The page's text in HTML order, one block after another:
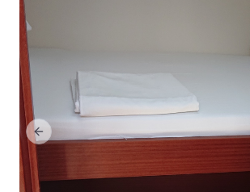
Previous Slide